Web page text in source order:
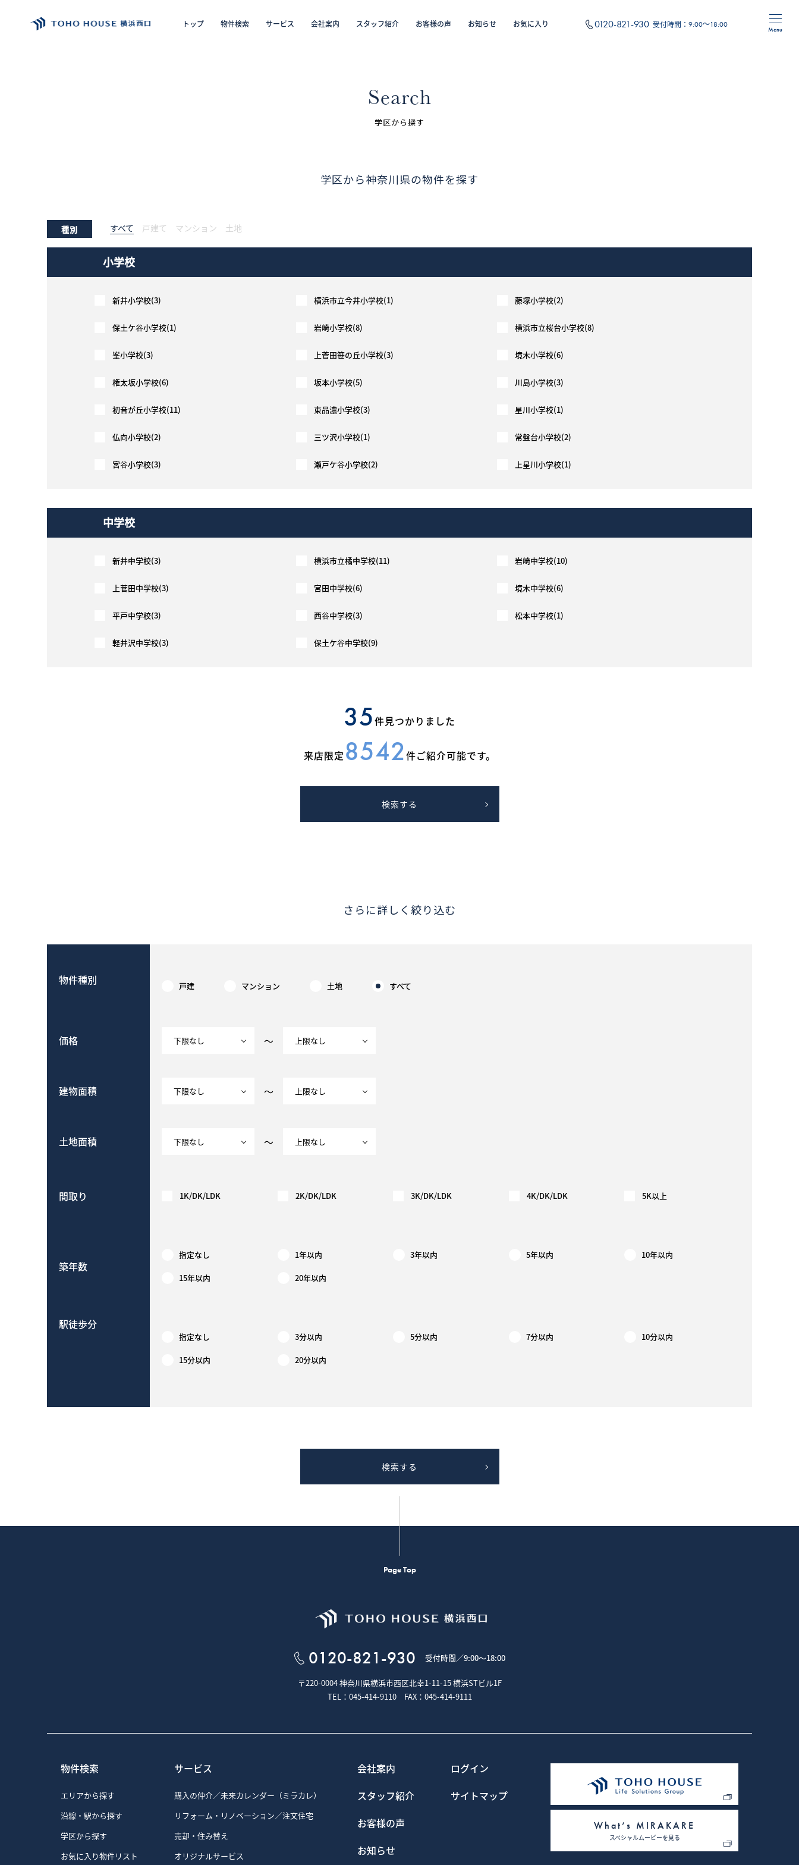
トップ 物件検索 サービス 会社案内 スタッフ紹介 お客様の声 お知らせ お気に入り 0120-821-930 受付時間： 9:00～18:00
スタッフ紹介（「住まい」のコンサルタント）
お知らせ
サイトマップ
What’s MIRAKARE
Menu
Search
学区から探す
学区から神奈川県の物件を探す
種別 すべて 戸建て マンション 土地
小学校
新井小学校(3) 横浜市立今井小学校(1) 藤塚小学校(2)
保土ケ谷小学校(1) 岩崎小学校(8) 横浜市立桜台小学校(8)
峯小学校(3) 上菅田笹の丘小学校(3) 境木小学校(6)
権太坂小学校(6) 坂本小学校(5) 川島小学校(3)
初音が丘小学校(11) 東品濃小学校(3) 星川小学校(1)
仏向小学校(2) 三ツ沢小学校(1) 常盤台小学校(2)
宮谷小学校(3) 瀬戸ケ谷小学校(2) 上星川小学校(1)
中学校
新井中学校(3) 横浜市立橘中学校(11) 岩崎中学校(10)
上菅田中学校(3) 宮田中学校(6) 境木中学校(6)
平戸中学校(3) 西谷中学校(3) 松本中学校(1)
軽井沢中学校(3) 保土ケ谷中学校(9)
35件見つかりました
来店限定 8542件ご紹介可能です。
検索する
さらに詳しく絞り込む
物件種別 戸建 マンション 土地 すべて
価格 ～
建物面積 ～
土地面積 ～
間取り 1K/DK/LDK 2K/DK/LDK 3K/DK/LDK 4K/DK/LDK 5K以上
築年数
指定なし 1年以内 3年以内 5年以内 10年以内
15年以内 20年以内
駅徒歩分
指定なし 3分以内 5分以内 7分以内 10分以内
15分以内 20分以内
検索する
Page Top
0120-821-930 受付時間／9:00～18:00
〒220-0004 神奈川県横浜市西区北幸1-11-15横浜STビル1F
TEL：045-414-9110 FAX：045-414-9111
物件検索
エリアから探す
沿線・駅から探す
学区から探す
お気に入り物件リスト
サービス
購入の仲介／未来カレンダー（ミラカレ）
リフォーム・リノベーション／注文住宅
売却・住み替え
オリジナルサービス
会社案内
スタッフ紹介
お客様の声
お知らせ
ログイン
サイトマップ
What’s MIRAKARE
スペシャルムービーを見る